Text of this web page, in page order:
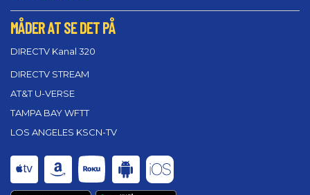
MÅDER AT SE DET PÅ
DIRECTV Kanal 320
DIRECTV STREAM
AT&T U-VERSE
TAMPA BAY WFTT
LOS ANGELES KSCN-TV